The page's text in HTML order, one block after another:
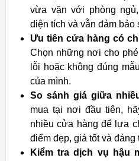
vừa vặn với phòng
diện tích và vẫn đảm bảo
Ưu tiên cửa hàng có
Chọn những nơi cho
lỗi hoặc không đúng
của mình.
So sánh giá giữa
mua tại nơi đầu tiên,
nhiều cửa hàng để lựa
điểm đẹp, giá tốt và đáng
Kiểm tra dịch vụ hậu